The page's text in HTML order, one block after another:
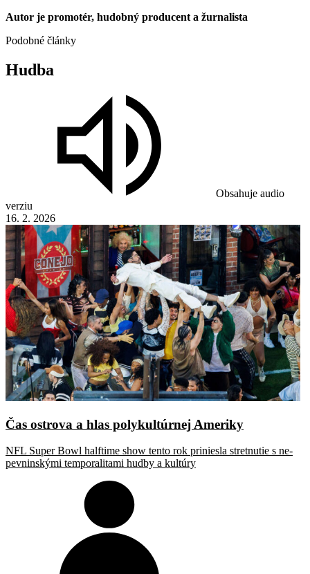
Autor je promotér, hudobný producent a žurnalista
Podobné články
Hudba
Obsahuje audio
verziu
16. 2. 2026
Čas ostrova a hlas polykultúrnej Ameriky
NFL Super Bowl halftime show tento rok priniesla stretnutie s ne-
pevninskými temporalitami hudby a kultúry